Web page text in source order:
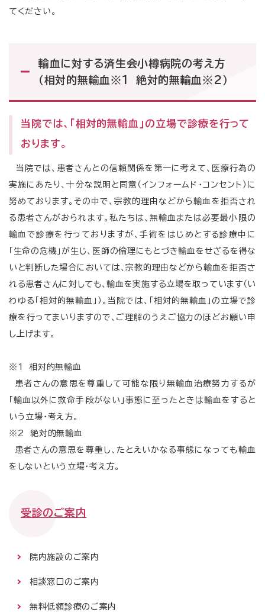
てください。
輸血に対する済生会小樽病院の考え方
（相対的無輸血※1 絶対的無輸血※2）
当院では、「相対的無輸血」の立場で診療を行って
おります。
当院では、患者さんとの信頼関係を第一に考えて、医療行為の
実施にあたり、十分な説明と同意（インフォームド・コンセント）に
努めております。その中で、宗教的理由などから輸血を拒否され
る患者さんがおられます。私たちは、無輸血または必要最小限の
輸血で診療を行っておりますが、手術をはじめとする診療中に
「生命の危機」が生じ、医師の倫理にもとづき輸血をせざるを得な
いと判断した場合においては、宗教的理由などから輸血を拒否さ
れる患者さんに対しても、輸血を実施する立場を取っています（い
わゆる「相対的無輸血」）。当院では、「相対的無輸血」の立場で診
療を行ってまいりますので、ご理解のうえご協力のほどお願い申
し上げます。
※1 相対的無輸血
患者さんの意思を尊重して可能な限り無輸血治療努力するが
「輸血以外に救命手段がない」事態に至ったときは輸血をすると
いう立場・考え方。
※2 絶対的無輸血
患者さんの意思を尊重し、たとえいかなる事態になっても輸血
をしないという立場・考え方。
受診のご案内
院内施設のご案内
相談窓口のご案内
無料低額診療のご案内